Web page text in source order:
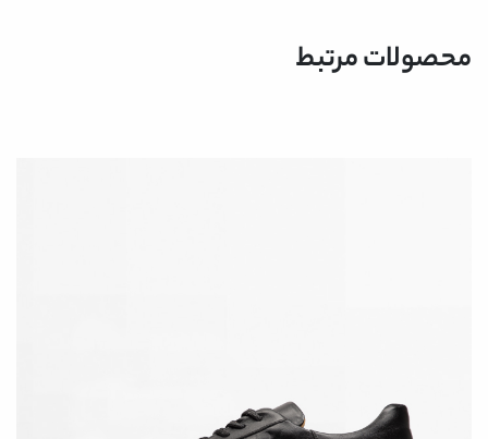
محصولات مرتبط